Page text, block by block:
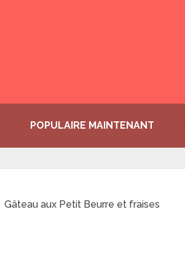
POPULAIRE MAINTENANT
Gâteau aux Petit Beurre et fraises